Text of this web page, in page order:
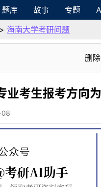
题库 故事 专题
> 海南大学考研问题
删
业考生报考方向
08